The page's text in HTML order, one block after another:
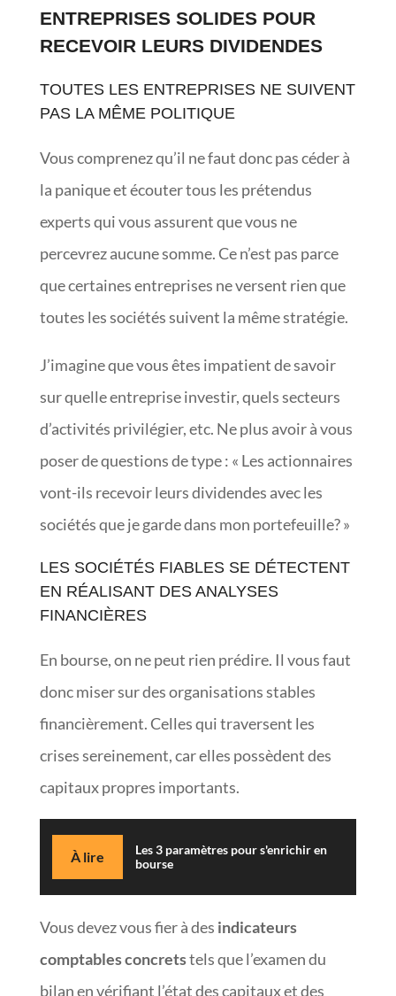
ENTREPRISES SOLIDES POUR
RECEVOIR LEURS DIVIDENDES
TOUTES LES ENTREPRISES NE SUIVENT
PAS LA MÊME POLITIQUE
Vous comprenez qu’il ne faut donc pas céder à
la panique et écouter tous les prétendus
experts qui vous assurent que vous ne
percevrez aucune somme. Ce n’est pas parce
que certaines entreprises ne versent rien que
toutes les sociétés suivent la même stratégie.
J’imagine que vous êtes impatient de savoir
sur quelle entreprise investir, quels secteurs
d’activités privilégier, etc. Ne plus avoir à vous
poser de questions de type : « Les actionnaires
vont-ils recevoir leurs dividendes avec les
sociétés que je garde dans mon portefeuille? »
LES SOCIÉTÉS FIABLES SE DÉTECTENT
EN RÉALISANT DES ANALYSES
FINANCIÈRES
En bourse, on ne peut rien prédire. Il vous faut
donc miser sur des organisations stables
financièrement. Celles qui traversent les
crises sereinement, car elles possèdent des
capitaux propres importants.
À lire
Les 3 paramètres pour s'enrichir en
bourse
Vous devez vous fier à des indicateurs
comptables concretstels que l’examen du
bilan en vérifiant l’état des capitaux et des